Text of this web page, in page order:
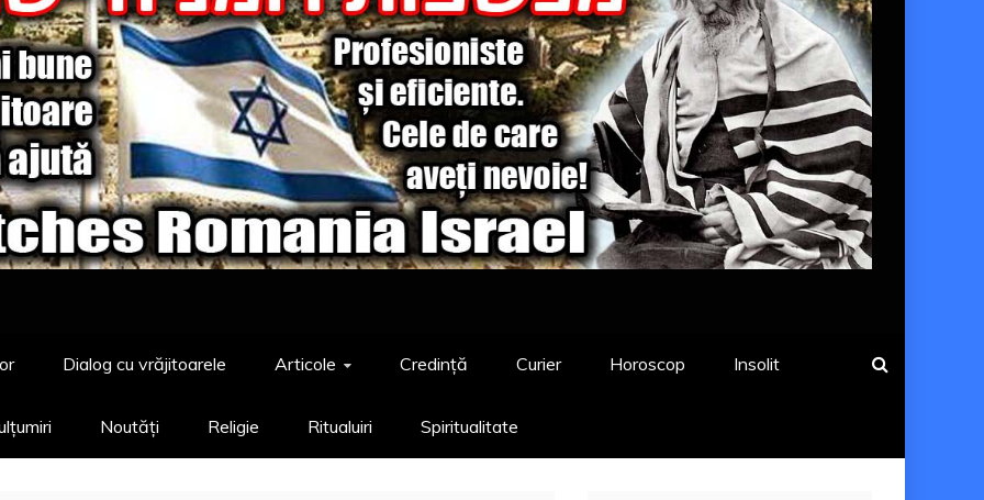
Dialog cu vrăjitoarele Articole Credință Curier Horoscop Insolit
Noutăți Religie Ritualuiri Spiritualitate